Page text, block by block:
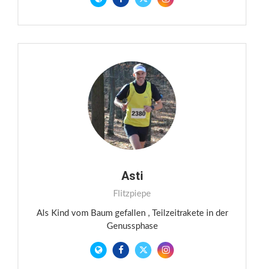
Asti
Flitzpiepe
Als Kind vom Baum gefallen , Teilzeitrakete in der
Genussphase